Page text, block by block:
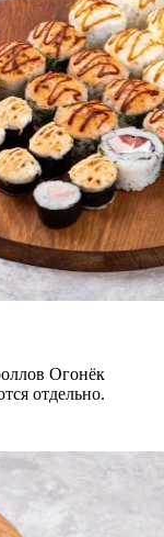
Огонёк
отдельно.